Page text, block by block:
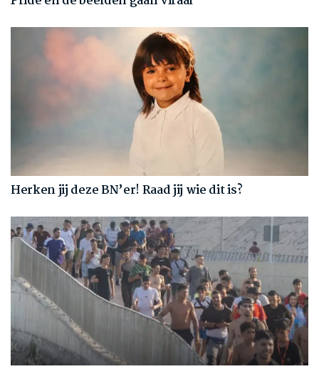
Herken jij deze BN’er! Raad jij wie dit is?